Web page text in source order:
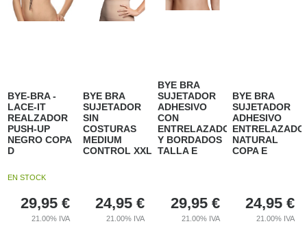
BYE-BRA -
LACE-IT
REALZADOR
PUSH-UP
NEGRO COPA
D
EN STOCK
29,95 €
21.00% IVA
BYE BRA
SUJETADOR
SIN
COSTURAS
MEDIUM
CONTROL XXL
24,95 €
21.00% IVA
BYE BRA
SUJETADOR
ADHESIVO
CON
ENTRELAZADO
Y BORDADOS
TALLA E
29,95 €
21.00% IVA
BYE BRA
SUJETADOR
ADHESIVO
ENTRELAZADO
NATURAL
COPA E
24,95 €
21.00% IVA